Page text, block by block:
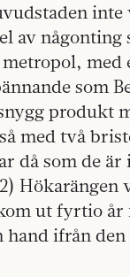
inte
av någonting
som
produkt
med två
då som de är
Hökarängen
ut fyrtio
hand ifrån